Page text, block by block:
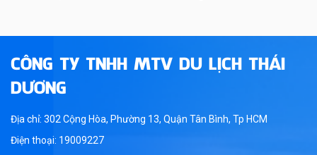
CÔNG TY TNHH MTV DU LỊCH THÁI
DƯƠNG
Địa chỉ: 302 Cộng Hòa, Phường 13, Quận Tân Bình, Tp HCM
Điện thoại: 19009227